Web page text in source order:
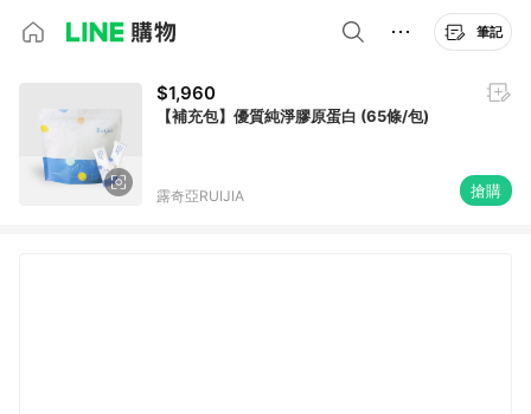
筆記
$1,960
【補充包】優質純淨膠原蛋白 (65條/包)
露奇亞RUIJIA 搶購